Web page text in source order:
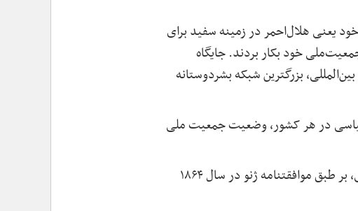
پرچم خود یعنی هلال‌احمر در زمینه سفید برای
خود بکار بردند. جایگاه
بزرگترین شبکه بشردوستانه
در هر کشور، وضعیت جمعیت ملی
عنوان سازمان بین‌المللی که با هدف تخفیف آلام انسانی و حفظ و پیشرفت بهداشت عمومی، بر طبق موافقتنامه ژنو در سال ۱۸۶۴